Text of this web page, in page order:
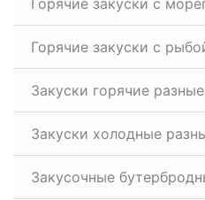
Горячие закуски с
Закуски горячие разные
Закуски холодные
Закусочные